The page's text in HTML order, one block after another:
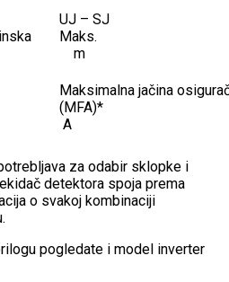
UJ –
m
Maksimalna jačina
A
za odabir sklopke i
detektora spoja prema
o svakoj kombinaciji
pogledate i model inverter